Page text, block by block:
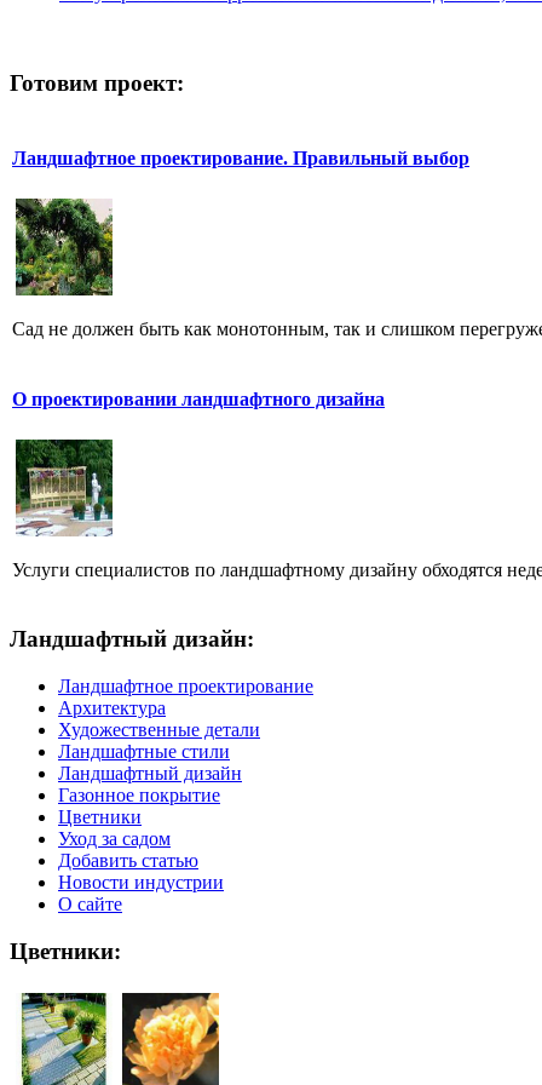
Готовим проект:
Ландшафтное проектирование. Правильный выбор
Сад не должен быть как монотонным, так и слишком
О проектировании ландшафтного дизайна
Услуги специалистов по ландшафтному дизайну обходятся
Ландшафтный дизайн:
Ландшафтное проектирование
Архитектура
Художественные детали
Ландшафтные стили
Ландшафтный дизайн
Газонное покрытие
Цветники
Уход за садом
Добавить статью
Новости индустрии
О сайте
Цветники: